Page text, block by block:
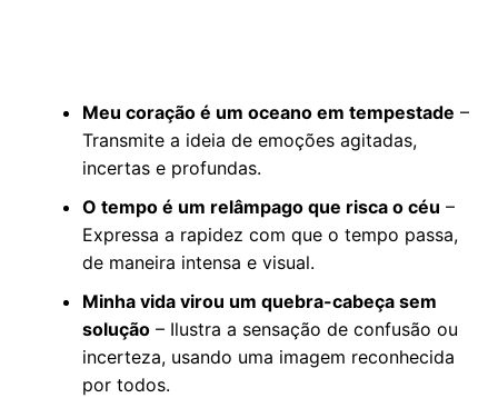
Meu coração é um oceano em tempestade –
Transmite a ideia de emoções agitadas,
incertas e profundas.
O tempo é um relâmpago que risca o céu –
Expressa a rapidez com que o tempo passa,
de maneira intensa e visual.
Minha vida virou um quebra-cabeça sem
solução– Ilustra a sensação de confusão ou
incerteza, usando uma imagem reconhecida
por todos.